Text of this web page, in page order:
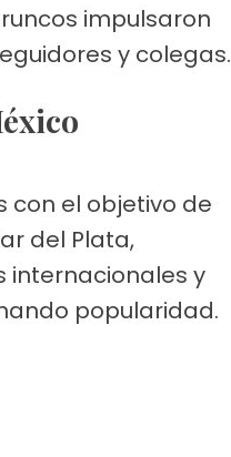
impulsaron
y colegas.
con el objetivo de
del Plata,
internacionales y
popularidad.